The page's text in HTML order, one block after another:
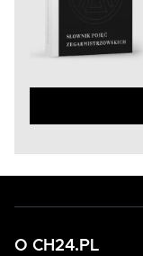
O CH24.PL